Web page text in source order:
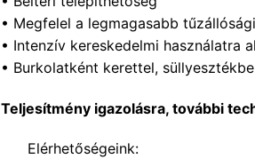
• Megfelel a legmagasabb
• Intenzív kereskedelmi használatra
• Burkolatként kerettel,
Teljesítmény igazolásra, további
Elérhetőségeink: